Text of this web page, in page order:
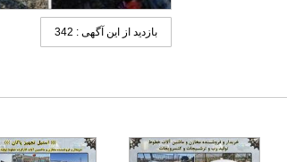
بازدید از این آگهی : 342